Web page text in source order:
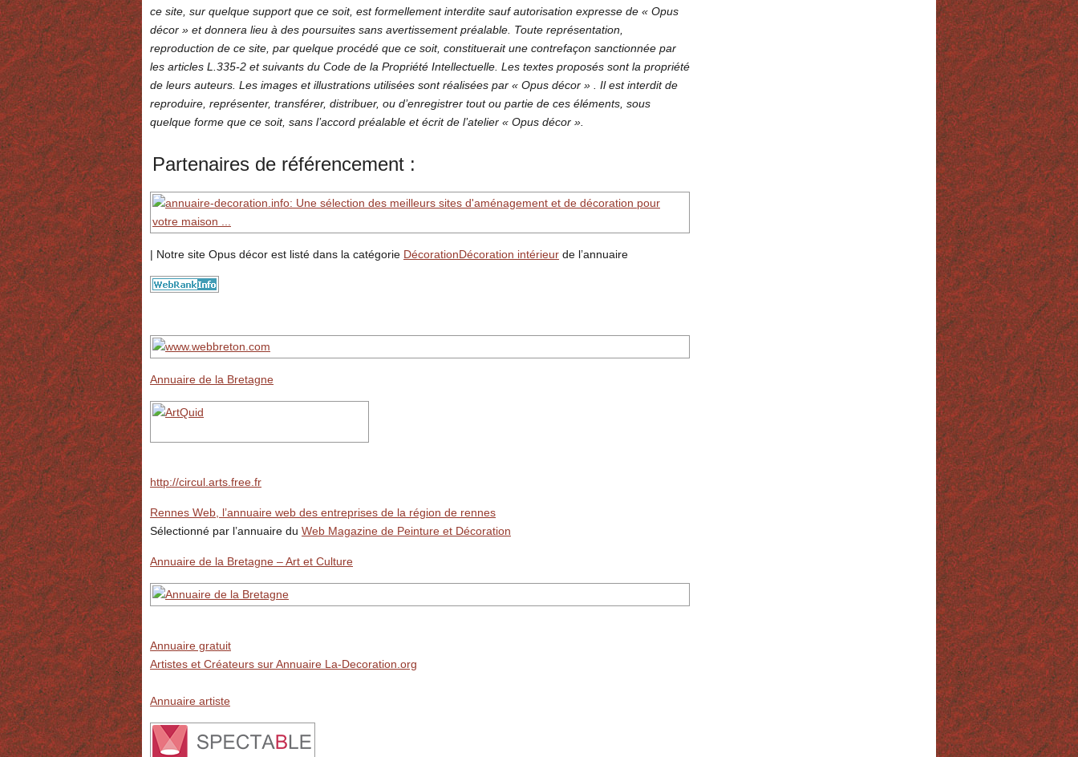
ce site, sur quelque support que ce soit, est formellement interdite sauf autorisation expresse de « Opus
décor » et donnera lieu à des poursuites sans avertissement préalable. Toute représentation,
reproduction de ce site, par quelque procédé que ce soit, constituerait une contrefaçon sanctionnée par
les articles L.335-2 et suivants du Code de la Propriété Intellectuelle. Les textes proposés sont la propriété
de leurs auteurs. Les images et illustrations utilisées sont réalisées par « Opus décor » . Il est interdit de
reproduire, représenter, transférer, distribuer, ou d’enregistrer tout ou partie de ces éléments, sous
quelque forme que ce soit, sans l’accord préalable et écrit de l’atelier « Opus décor ».
Partenaires de référencement :
| Notre site Opus décor est listé dans la catégorie DécorationDécoration intérieur de l’annuaire
Annuaire de la Bretagne
http://circul.arts.free.fr
Rennes Web, l’annuaire web des entreprises de la région de rennes
Sélectionné par l’annuaire du Web Magazine de Peinture et Décoration
Annuaire de la Bretagne – Art et Culture
Annuaire gratuit
Artistes et Créateurs sur Annuaire La-Decoration.org
Annuaire artiste